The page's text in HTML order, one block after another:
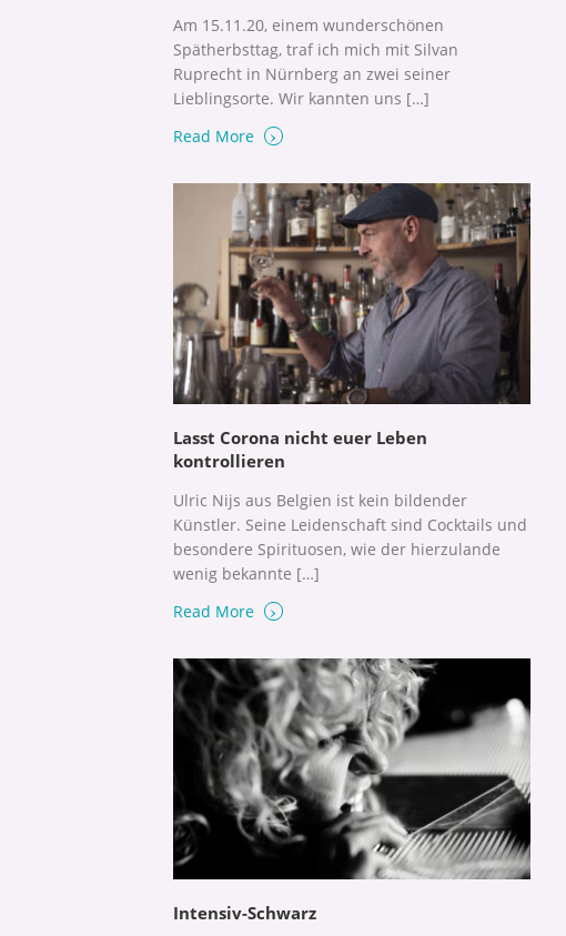
Am 15.11.20, einem wunderschönen
Spätherbsttag, traf ich mich mit Silvan
Ruprecht in Nürnberg an zwei seiner
Lieblingsorte. Wir kannten uns […]
Read More
›
Lasst Corona nicht euer Leben
kontrollieren
Ulric Nijs aus Belgien ist kein bildender
Künstler. Seine Leidenschaft sind Cocktails und
besondere Spirituosen, wie der hierzulande
wenig bekannte […]
Read More
›
Intensiv-Schwarz